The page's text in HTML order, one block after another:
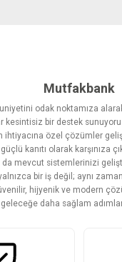
için teşekkür ederiz.
kalitesiz, bozuk veya
eksik bilgiler
hatalar bulunuyor.
sitelerden daha pahalı.
farklı alternatifler olmalı.
Mutfakbank
odak noktamıza
kesintisiz bir destek
ihtiyacına özel çözümler
kanıtı olarak karşınıza
mevcut sistemlerinizi
bir iş değil; aynı
hijyenik ve modern
geleceğe daha sağlam